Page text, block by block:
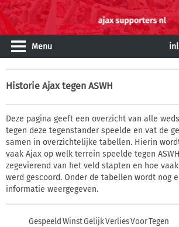
Menu
Historie Ajax tegen ASWH
Deze pagina geeft een overzicht van alle
tegen deze tegenstander speelde en vat de
samen in overzichtelijke tabellen. Hierin
vaak Ajax op welk terrein speelde tegen
zegevierend van het veld stapten en hoe
werd gescoord. Onder de tabellen wordt nog
informatie weergegeven.
Gespeeld WinstGelijkVerliesVoorTegen